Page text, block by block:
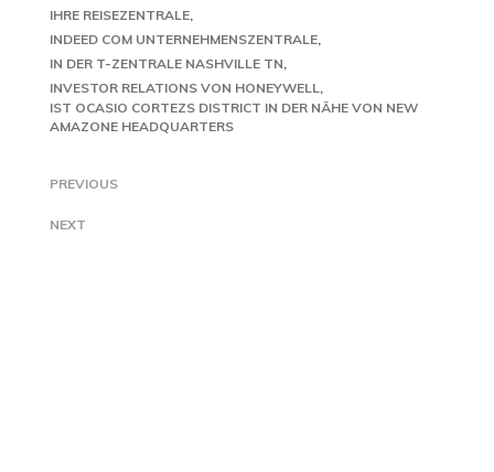
IHRE REISEZENTRALE
INDEED COM UNTERNEHMENSZENTRALE
IN DER T-ZENTRALE NASHVILLE TN
INVESTOR RELATIONS VON HONEYWELL
IST OCASIO CORTEZS DISTRICT IN DER NÄHE VON NEW
AMAZONE HEADQUARTERS
PREVIOUS
NEXT